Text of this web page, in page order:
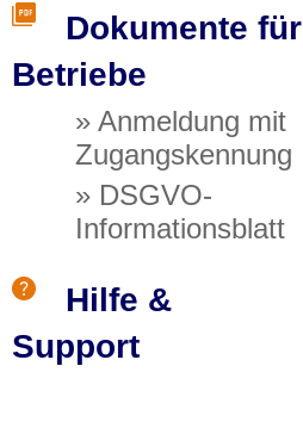
Dokumente für
Betriebe
» Anmeldung mit
Zugangskennung
» DSGVO-
Informationsblatt
Hilfe &
Support